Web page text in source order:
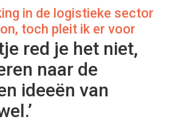
in de logistieke sector
toch pleit ik er voor
red je het niet,
naar de
ideeën van